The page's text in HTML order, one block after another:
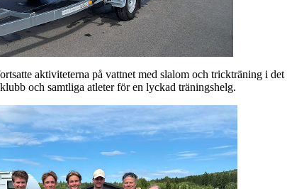
aktiviteterna på vattnet med slalom och trickträning i
och samtliga atleter för en lyckad träningshelg.